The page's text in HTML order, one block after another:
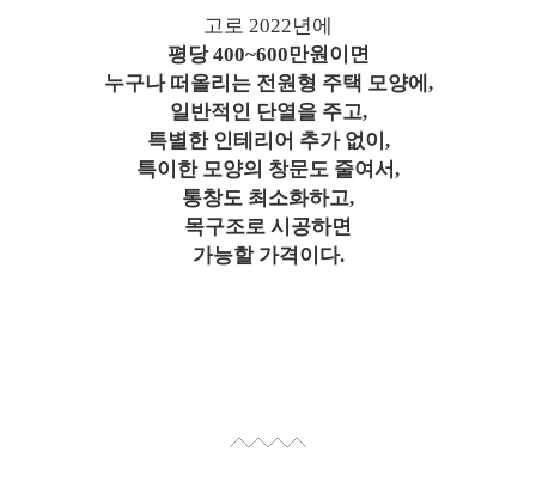
고로 2022년에
평당 400~600만원이면
누구나 떠올리는 전원형 주택 모양에,
일반적인 단열을 주고,
특별한 인테리어 추가 없이,
특이한 모양의 창문도 줄여서,
통창도 최소화하고,
목구조로 시공하면
가능할 가격이다.